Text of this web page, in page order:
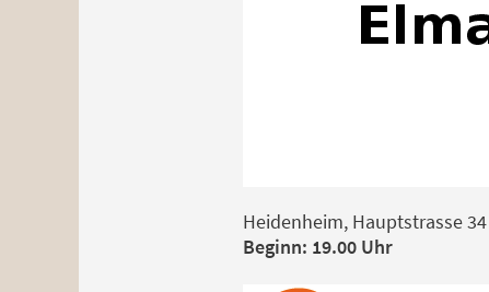
Heidenheim, Hauptstrasse 34
Beginn: 19.00 Uhr